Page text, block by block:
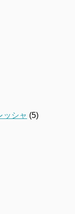
ッシャ (5)